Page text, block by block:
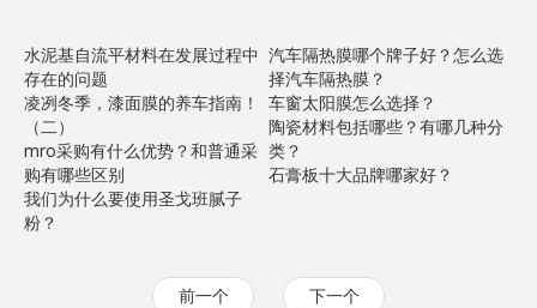
水泥基自流平材料在发展过程中
存在的问题
凌冽冬季，漆面膜的养车指南！
（二）
mro采购有什么优势？和普通采
购有哪些区别
我们为什么要使用圣戈班腻子
粉？
汽车隔热膜哪个牌子好？怎么选
择汽车隔热膜？
车窗太阳膜怎么选择？
陶瓷材料包括哪些？有哪几种分
类？
石膏板十大品牌哪家好？
前一个 下一个